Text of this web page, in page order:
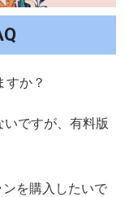
すか？
ですが、有料版
を購入したいで